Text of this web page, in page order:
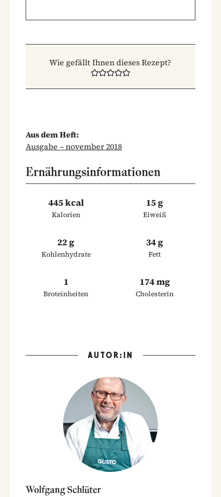
Wie gefällt Ihnen dieses Rezept?
Aus dem Heft:
Ausgabe – november 2018
Ernährungsinformationen
445 kcal
Kalorien
15 g
Eiweiß
22 g
Kohlenhydrate
34 g
Fett
1
Broteinheiten
174 mg
Cholesterin
AUTOR:IN
Wolfgang Schlüter